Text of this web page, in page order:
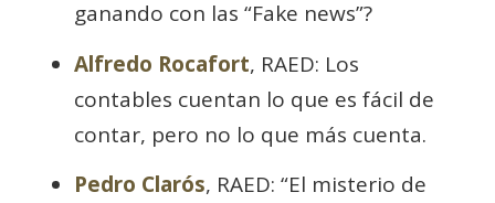
ganando con las “Fake news”?
Alfredo Rocafort, RAED: Los
contables cuentan lo que es fácil de
contar, pero no lo que más cuenta.
Pedro Clarós, RAED: “El misterio de